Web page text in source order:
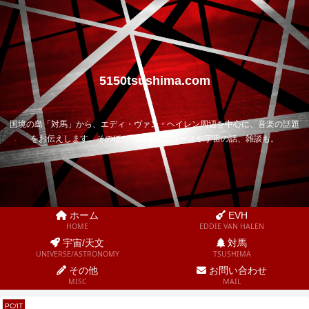
5150tsushima.com
国境の島「対馬」から、エディ・ヴァン・ヘイレン周辺を中心に、音楽の話題
をお伝えします。そのほか気になるニュースや宇宙の話、雑談も。
ホーム
HOME
EVH
EDDIE VAN HALEN
宇宙/天文
UNIVERSE/ASTRONOMY
対馬
TSUSHIMA
その他
MISC
お問い合わせ
MAIL
PC/IT